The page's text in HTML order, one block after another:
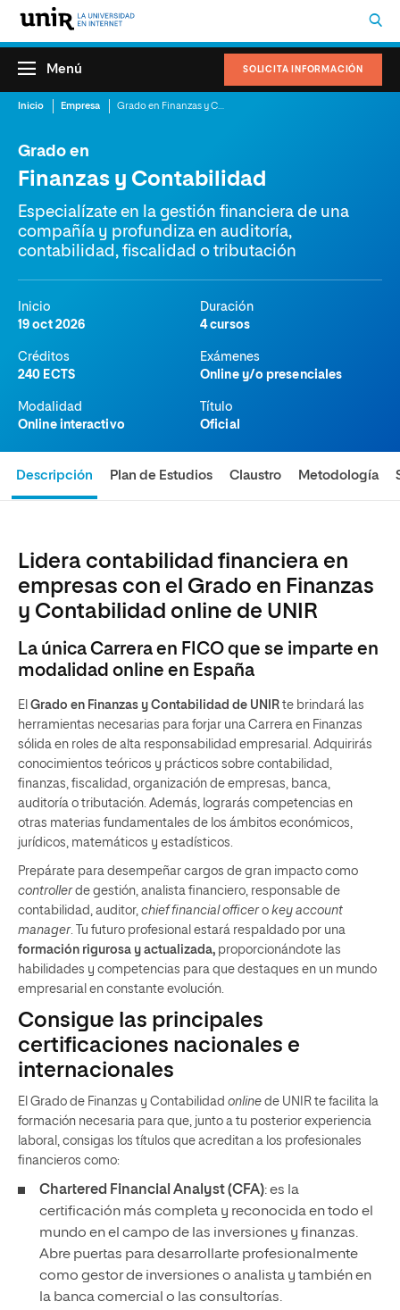
SOLICITA INFORMACIÓN
Menú
Inicio Empresa
Grado en
Finanzas y Contabilidad
Especialízate en la gestión financiera de una
compañía y profundiza en auditoría,
contabilidad, fiscalidad o tributación
Inicio
19 oct 2026
Duración
4 cursos
Créditos
240 ECTS
Exámenes
Online y/o presenciales
Modalidad
Online interactivo
Título
Oficial
Descripción Plan de Estudios Claustro Metodología
Lidera contabilidad financiera en
empresas con el Grado en Finanzas
y Contabilidad online de UNIR
La única Carrera en FICO que se imparte en
modalidad online en España
El Grado en Finanzas y Contabilidad de UNIR te brindará las
herramientas necesarias para forjar una Carrera en Finanzas
sólida en roles de alta responsabilidad empresarial. Adquirirás
conocimientos teóricos y prácticos sobre contabilidad,
finanzas, fiscalidad, organización de empresas, banca,
auditoría o tributación. Además, lograrás competencias en
otras materias fundamentales de los ámbitos económicos,
jurídicos, matemáticos y estadísticos.
Prepárate para desempeñar cargos de gran impacto como
controllerde gestión, analista financiero, responsable de
contabilidad, auditor, chief financial officero key account
manager. Tu futuro profesional estará respaldado por una
formación rigurosa y actualizada, proporcionándote las
habilidades y competencias para que destaques en un mundo
empresarial en constante evolución.
Consigue las principales
certificaciones nacionales e
internacionales
El Grado de Finanzas y Contabilidad online de UNIR te facilita la
formación necesaria para que, junto a tu posterior experiencia
laboral, consigas los títulos que acreditan a los profesionales
financieros como:
Chartered Financial Analyst (CFA): es la
certificación más completa y reconocida en todo el
mundo en el campo de las inversiones y finanzas.
Abre puertas para desarrollarte profesionalmente
como gestor de inversiones o analista y también en
la banca comercial o las consultorías.